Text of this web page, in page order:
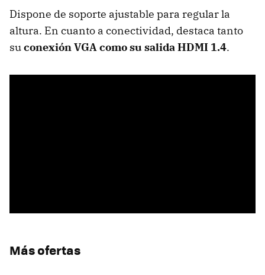
Dispone de soporte ajustable para regular la
altura. En cuanto a conectividad, destaca tanto
suconexión VGA como su salida HDMI 1.4.
Más ofertas